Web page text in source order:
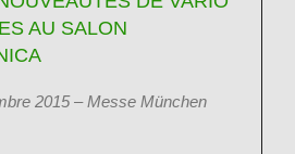
AU SALON
2015 – Messe München